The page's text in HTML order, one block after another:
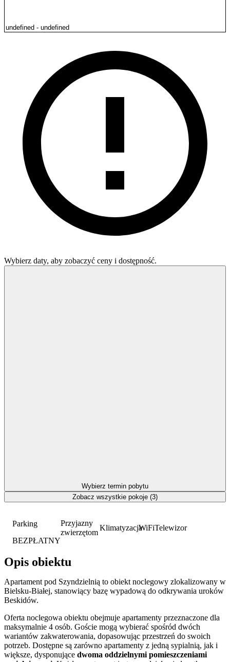
Parking
BEZPŁATNY
Przyjazny
zwierzętom
KlimatyzacjaWiFiTelewizor
Opis obiektu
Apartament pod Szyndzielnią to obiekt noclegowy zlokalizowany w
Bielsku-Białej, stanowiący bazę wypadową do odkrywania uroków
Beskidów.
Oferta noclegowa obiektu obejmuje apartamenty przeznaczone dla
maksymalnie 4 osób. Goście mogą wybierać spośród dwóch
wariantów zakwaterowania, dopasowując przestrzeń do swoich
potrzeb. Dostępne są zarówno apartamenty z jedną sypialnią, jak i
większe, dysponujące dwoma oddzielnymi pomieszczeniami
Wybierz daty, aby zobaczyć ceny i dostępność.
Wybierz termin pobytu
Zobacz wszystkie pokoje (3)